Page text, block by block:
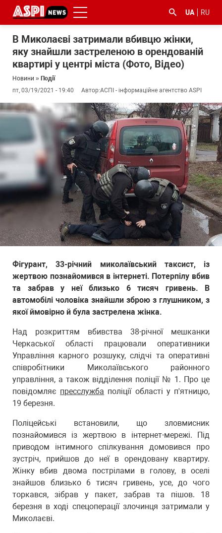
UA RU
В Миколаєві затримали вбивцю жінки,
яку знайшли застреленою в орендованій
квартирі у центрі міста (Фото, Відео)
Новини » Події
пт, 03/19/2021 - 19:40
Автор:АСПІ - інформаційне агентство ASPI
Фігурант, 33-річний миколаївський таксист, із
жертвою познайомився в інтернеті. Потерпілу вбив
та забрав у неї близько 6 тисяч гривень. В
автомобілі чоловіка знайшли зброю з глушником, з
якої ймовірно й була застрелена жінка.
Над розкриттям вбивства 38-річної мешканки
Черкаської області працювали оперативники
Управління карного розшуку, слідчі та оперативні
співробітники Миколаївського районного
управління, а також відділення поліції № 1. Про це
повідомляє пресслужба поліції області у п'ятницю,
19 березня.
Поліцейські встановили, що зловмисник
познайомився із жертвою в інтернет-мережі. Під
приводом інтимного спілкування домовився про
зустріч, прийшов до неї в орендовану квартиру.
Жінку вбив двома пострілами в голову, в оселі
знайшов близько 6 тисяч гривень, усе, до чого
торкався, зібрав у пакет, забрав та пішов. 18
березня в ході спецоперації злочинця затримали у
Миколаєві.
#ООС
#боротьба
з
корупцією
#ДФС #Київ #коронавірус